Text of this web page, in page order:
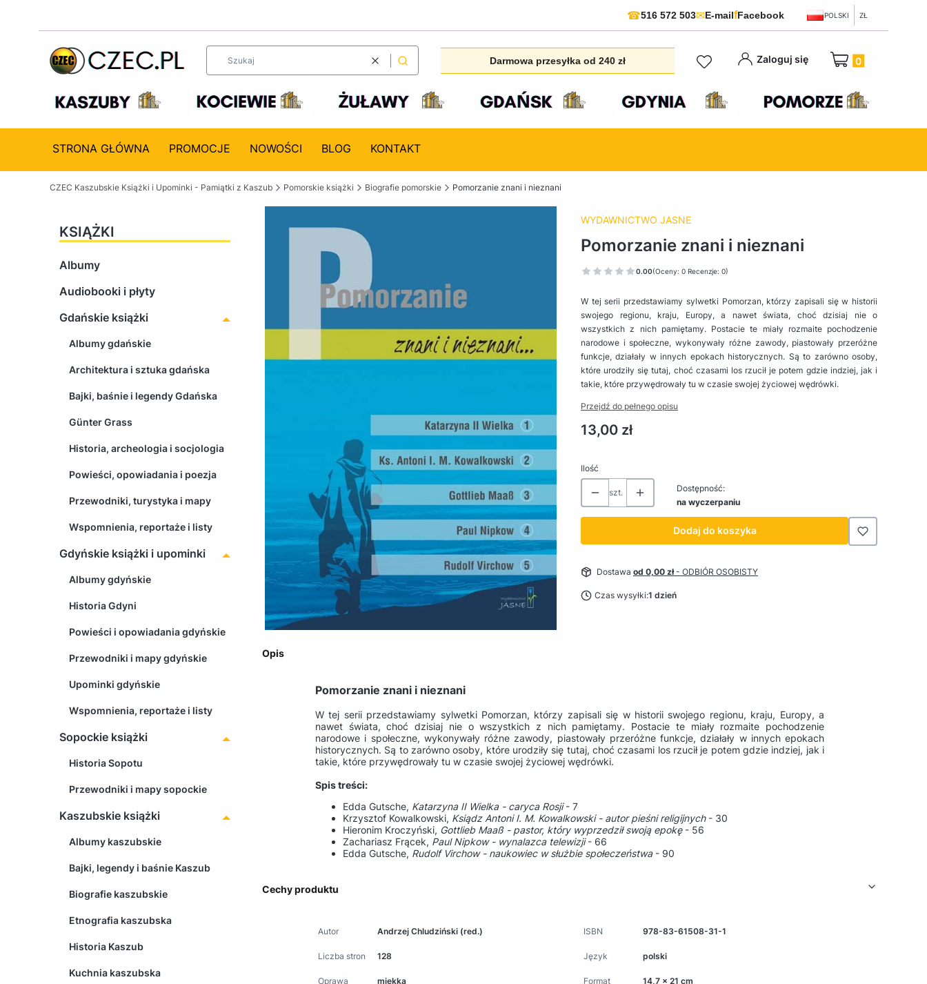
☎516 572 503✉E-mailfFacebook POLSKI ZŁ
WyczyśćSzukaj Darmowa przesyłka od 240 zł Zaloguj się Produkty w
STRONA GŁÓWNA PROMOCJE NOWOŚCI BLOG KONTAKT
CZEC Kaszubskie Książki i Upominki - Pamiątki z Kaszub Pomorskie książki Biografie pomorskie Pomorzanie znani i nieznani
KSIĄŻKI
Albumy
Audiobooki i płyty
Gdańskie książki
Albumy gdańskie
Architektura i sztuka gdańska
Bajki, baśnie i legendy Gdańska
Günter Grass
Historia, archeologia i socjologia
Powieści, opowiadania i poezja
Przewodniki, turystyka i mapy
Wspomnienia, reportaże i listy
Gdyńskie książki i upominki
Albumy gdyńskie
Historia Gdyni
Powieści i opowiadania gdyńskie
Przewodniki i mapy gdyńskie
Upominki gdyńskie
Wspomnienia, reportaże i listy
Sopockie książki
Historia Sopotu
Przewodniki i mapy sopockie
Kaszubskie książki
Albumy kaszubskie
Bajki, legendy i baśnie Kaszub
Biografie kaszubskie
Etnografia kaszubska
Historia Kaszub
Kuchnia kaszubska
WYDAWNICTWO JASNE
Pomorzanie znani i nieznani
0.00(Oceny: 0 Recenzje: 0)
W tej serii przedstawiamy sylwetki Pomorzan, którzy zapisali się w historii
swojego regionu, kraju, Europy, a nawet świata, choć dzisiaj nie o
wszystkich z nich pamiętamy. Postacie te miały rozmaite pochodzenie
narodowe i społeczne, wykonywały różne zawody, piastowały przeróżne
funkcje, działały w innych epokach historycznych. Są to zarówno osoby,
które urodziły się tutaj, choć czasami los rzucił je potem gdzie indziej, jak i
takie, które przywędrowały tu w czasie swojej życiowej wędrówki.
Przejdź do pełnego opisu
Cena
13,00 zł
Ilość
szt.
Dostępność:
na wyczerpaniu
Dodaj do koszyka
Dostawa od 0,00 zł- ODBIÓR OSOBISTY
Czas wysyłki:1 dzień
Opis
Pomorzanie znani i nieznani
W tej serii przedstawiamy sylwetki Pomorzan, którzy zapisali się w historii swojego regionu, kraju, Europy, a
nawet świata, choć dzisiaj nie o wszystkich z nich pamiętamy. Postacie te miały rozmaite pochodzenie
narodowe i społeczne, wykonywały różne zawody, piastowały przeróżne funkcje, działały w innych epokach
historycznych. Są to zarówno osoby, które urodziły się tutaj, choć czasami los rzucił je potem gdzie indziej, jak i
takie, które przywędrowały tu w czasie swojej życiowej wędrówki.
Spis treści:
Edda Gutsche, Katarzyna II Wielka - caryca Rosji- 7
Krzysztof Kowalkowski, Ksiądz Antoni I. M. Kowalkowski - autor pieśni religijnych- 30
Hieronim Kroczyński, Gottlieb Maaß - pastor, który wyprzedził swoją epokę- 56
Zachariasz Frącek, Paul Nipkow - wynalazca telewizji- 66
Edda Gutsche, Rudolf Virchow - naukowiec w służbie społeczeństwa- 90
Cechy produktu
Autor Andrzej Chludziński (red.) ISBN 978-83-61508-31-1
Liczba stron 128 Język polski
Oprawa miękka Format 14,7 x 21 cm